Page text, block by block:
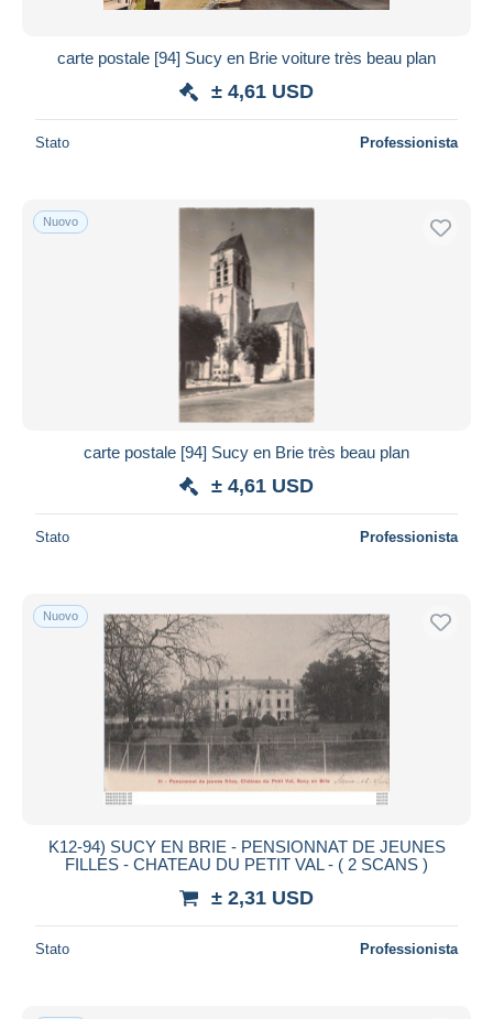
carte postale [94] Sucy en Brie voiture très beau plan
± 4,61 USD
Stato Professionista
Nuovo
carte postale [94] Sucy en Brie très beau plan
± 4,61 USD
Stato Professionista
Nuovo
K12-94) SUCY EN BRIE - PENSIONNAT DE JEUNES
FILLES - CHATEAU DU PETIT VAL - ( 2 SCANS )
± 2,31 USD
Stato Professionista